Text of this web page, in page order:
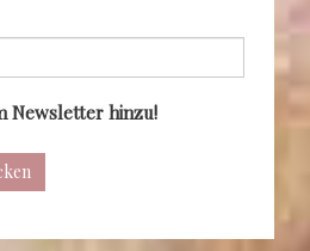
Newsletter hinzu!